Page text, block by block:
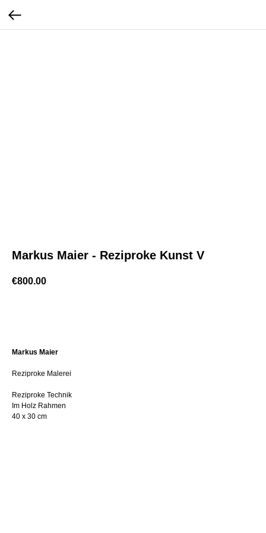
Markus Maier - Reziproke Kunst V
€800.00
Markus Maier
Reziproke Malerei
Reziproke Technik
Im Holz Rahmen
40 x 30 cm